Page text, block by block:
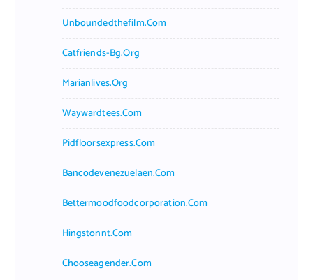
Unboundedthefilm.com
Catfriends-Bg.org
Marianlives.org
Waywardtees.com
Pidfloorsexpress.com
Bancodevenezuelaen.com
Bettermoodfoodcorporation.com
Hingstonnt.com
Chooseagender.com